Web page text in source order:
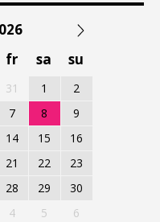
fr sa su
31 1
2
7 8
9
14 15
16
21 22
23
28 29
30
4 5 6